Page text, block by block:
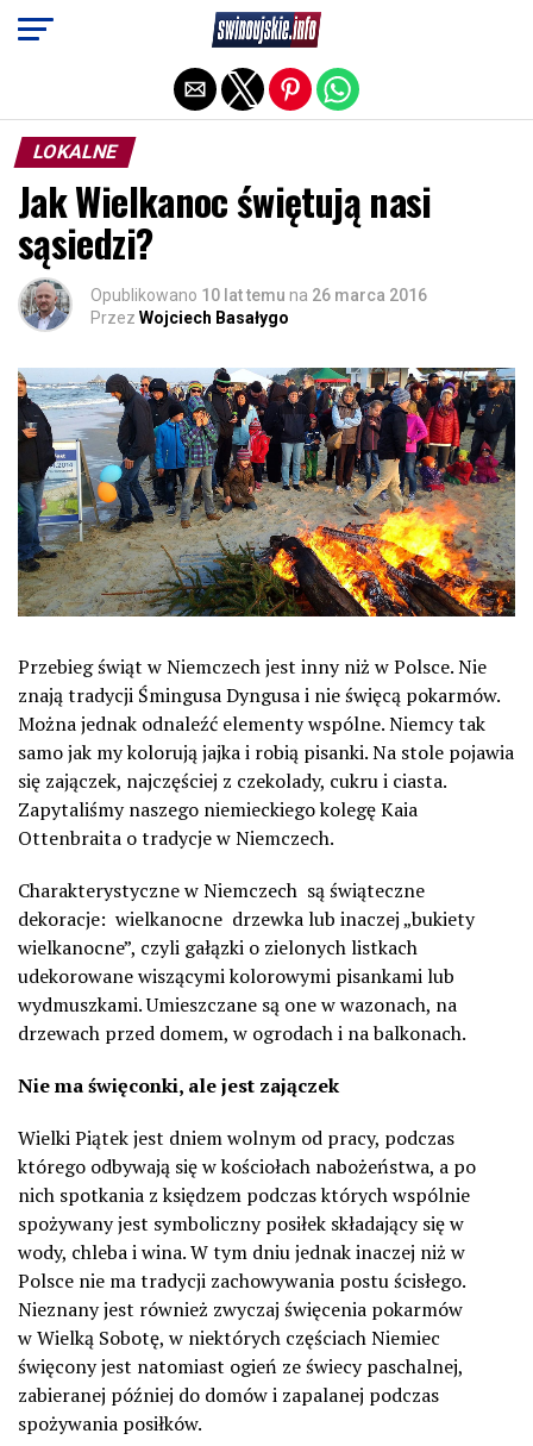
LOKALNE
Jak Wielkanoc świętują nasi
sąsiedzi?
Opublikowano 10 lat temu na 26 marca 2016
Przez Wojciech Basałygo
Przebieg świąt w Niemczech jest inny niż w Polsce. Nie
znają tradycji Śmingusa Dyngusa i nie święcą pokarmów.
Można jednak odnaleźć elementy wspólne. Niemcy tak
samo jak my kolorują jajka i robią pisanki. Na stole pojawia
się zajączek, najczęściej z czekolady, cukru i ciasta.
Zapytaliśmy naszego niemieckiego kolegę Kaia
Ottenbraita o tradycje w Niemczech.
Charakterystyczne w Niemczech są świąteczne
dekoracje: wielkanocne drzewka lub inaczej „bukiety
wielkanocne”, czyli gałązki o zielonych listkach
udekorowane wiszącymi kolorowymi pisankami lub
wydmuszkami. Umieszczane są one w wazonach, na
drzewach przed domem, w ogrodach i na balkonach.
Nie ma święconki, ale jest zajączek
Wielki Piątek jest dniem wolnym od pracy, podczas
którego odbywają się w kościołach nabożeństwa, a po
nich spotkania z księdzem podczas których wspólnie
spożywany jest symboliczny posiłek składający się w
wody, chleba i wina. W tym dniu jednak inaczej niż w
Polsce nie ma tradycji zachowywania postu ścisłego.
Nieznany jest również zwyczaj święcenia pokarmów
w Wielką Sobotę, w niektórych częściach Niemiec
święcony jest natomiast ogień ze świecy paschalnej,
zabieranej później do domów i zapalanej podczas
spożywania posiłków.
Exit mobile version